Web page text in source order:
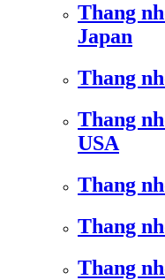
Thang
Japan
Thang
Thang
USA
Thang
Thang
Thang